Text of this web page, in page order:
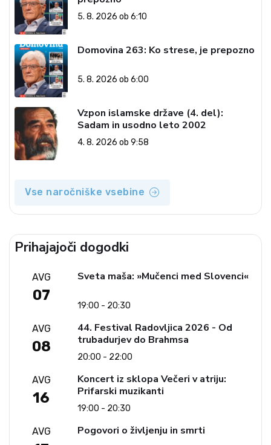
5. 8. 2026 ob 6:10
Domovina 263: Ko strese, je prepozno
5. 8. 2026 ob 6:00
Vzpon islamske države (4. del):
Sadam in usodno leto 2002
4. 8. 2026 ob 9:58
Vse naročniške vsebine
Prihajajoči dogodki
AVG
07
Sveta maša: »Mučenci med Slovenci«
19:00 - 20:30
AVG
08
44. Festival Radovljica 2026 - Od
trubadurjev do Brahmsa
20:00 - 22:00
AVG
16
Koncert iz sklopa Večeri v atriju:
Prifarski muzikanti
19:00 - 20:30
AVG Pogovori o življenju in smrti